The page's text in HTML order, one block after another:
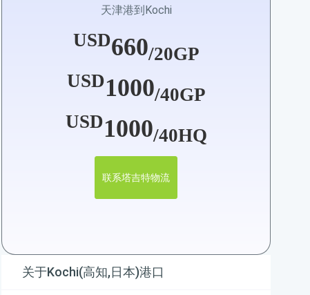
天津港到Kochi
USD660/20GP
USD1000/40GP
USD1000/40HQ
联系塔吉特物流
关于Kochi(高知,日本)港口